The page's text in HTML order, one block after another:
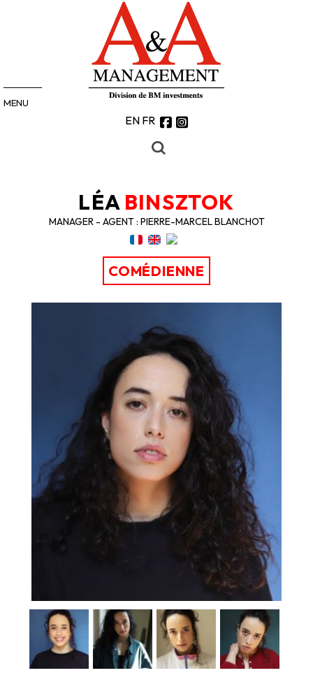
EN FR
MENU
LÉA BINSZTOK
MANAGER - AGENT : PIERRE-MARCEL BLANCHOT
COMÉDIENNE